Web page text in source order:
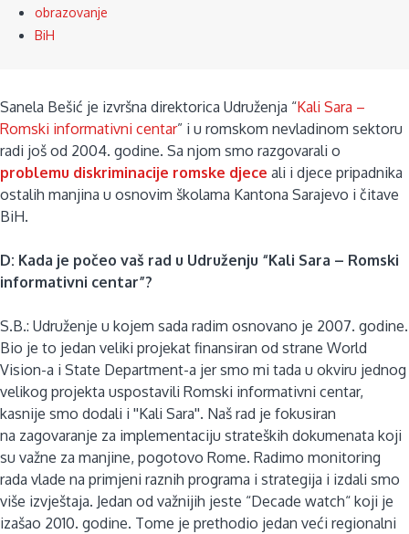
obrazovanje
BiH
Sanela Bešić je izvršna direktorica Udruženja “Kali Sara –
Romski informativni centar” i u romskom nevladinom sektoru
radi još od 2004. godine. Sa njom smo razgovarali o
problemu diskriminacije romske djece ali i djece pripadnika
ostalih manjina u osnovim školama Kantona Sarajevo i čitave
BiH.
D: Kada je počeo vaš rad u Udruženju “Kali Sara – Romski
informativni centar”?
S.B.: Udruženje u kojem sada radim osnovano je 2007. godine.
Bio je to jedan veliki projekat finansiran od strane World
Vision-a i State Department-a jer smo mi tada u okviru jednog
velikog projekta uspostavili Romski informativni centar,
kasnije smo dodali i ''Kali Sara''. Naš rad je fokusiran
na zagovaranje za implementaciju strateških dokumenata koji
su važne za manjine, pogotovo Rome. Radimo monitoring
rada vlade na primjeni raznih programa i strategija i izdali smo
više izvještaja. Jedan od važnijih jeste “Decade watch“ koji je
izašao 2010. godine. Tome je prethodio jedan veći regionalni